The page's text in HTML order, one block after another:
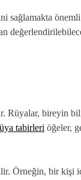
sağlamakta
Rüyalar, bireyin
tabirleri öğeler,
Örneğin, bir kişi